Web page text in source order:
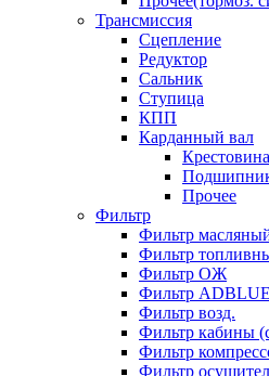
Трансмиссия
Сцепление
Редуктор
Сальник
Ступица
КПП
Карданный вал
Крестовина
Прочее
Фильтр
Фильтр
Фильтр
Фильтр ОЖ
Фильтр ADBLUE
Фильтр возд.
Фильтр кабины
Фильтр
Фильтр